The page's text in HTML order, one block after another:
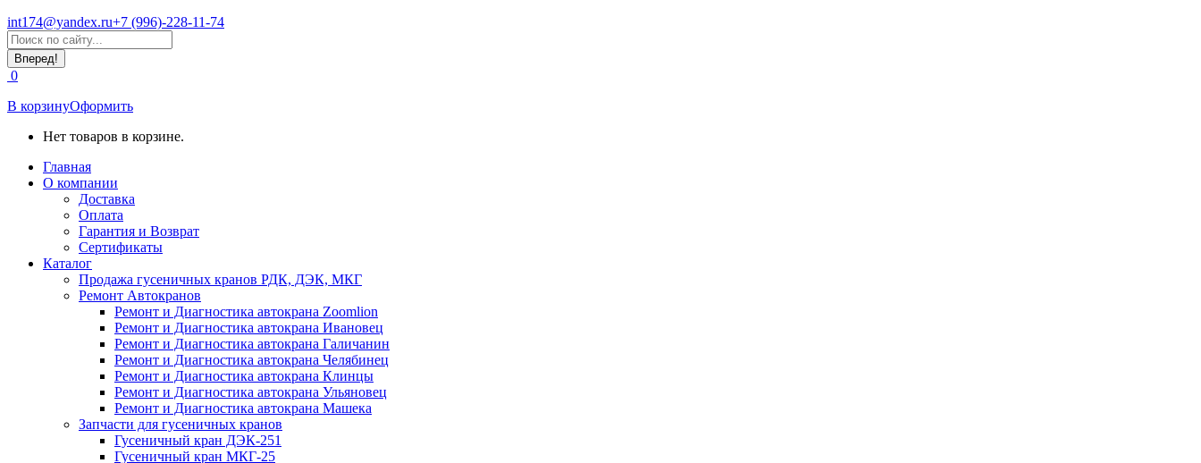
int174@yandex.ru+7 (996)-228-11-74
Страница
WhatsApp
открывается
в
новом
окне
Поиск:
0
В корзинуОформить
Нет товаров в корзине.
Главная
О компании
Доставка
Оплата
Гарантия и Возврат
Сертификаты
Каталог
Продажа гусеничных кранов РДК, ДЭК, МКГ
Ремонт Автокранов
Ремонт и Диагностика автокрана Zoomlion
Ремонт и Диагностика автокрана Ивановец
Ремонт и Диагностика автокрана Галичанин
Ремонт и Диагностика автокрана Челябинец
Ремонт и Диагностика автокрана Клинцы
Ремонт и Диагностика автокрана Ульяновец
Ремонт и Диагностика автокрана Машека
Запчасти для гусеничных кранов
Гусеничный кран ДЭК-251
Гусеничный кран МКГ-25